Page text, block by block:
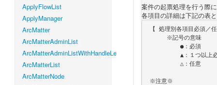
ApplyFlowList
ApplyManager
ArcMatter
ArcMatterAdminList
ArcMatterAdminListWithHandleLevel
ArcMatterList
ArcMatterNode
案件の起票処理を行う際
各項目の詳細は下記の表